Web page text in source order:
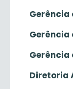
Gerência
Gerência
Diretoria